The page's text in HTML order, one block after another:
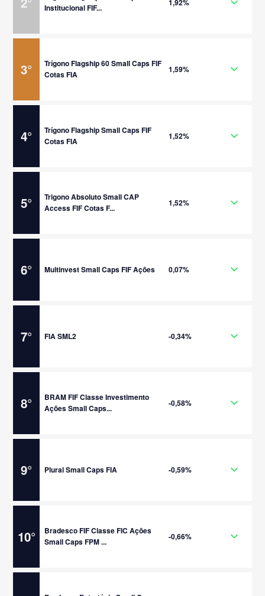
Institucional FIF...
1,92%
3°
Trígono Flagship 60 Small Caps FIF
Cotas FIA
1,59%
4°
Trígono Flagship Small Caps FIF
Cotas FIA
1,52%
5°
Trigono Absoluto Small CAP
Access FIF Cotas F...
1,52%
6° Multinvest Small Caps FIF Ações 0,07%
7° FIA SML2 -0,34%
8°
BRAM FIF Classe Investimento
Ações Small Caps...
-0,58%
9° Plural Small Caps FIA -0,59%
10°
Bradesco FIF Classe FIC Ações
Small Caps FPM ...
-0,66%